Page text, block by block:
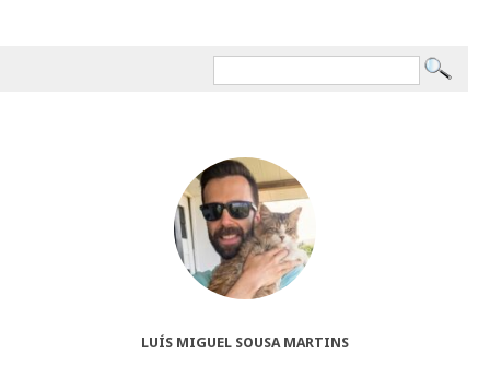
LUÍS MIGUEL SOUSA MARTINS